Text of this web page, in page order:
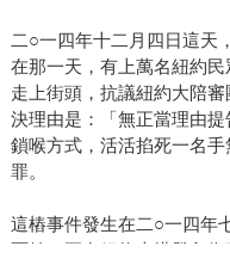
二○一四年十二月四日這天
在那一天，有上萬名紐約
走上街頭，抗議紐約大陪
決理由是：「無正當理由
鎖喉方式，活活掐死一名
罪。
這樁事件發生在二○一四年
賈納，正在紐約史塔登島街